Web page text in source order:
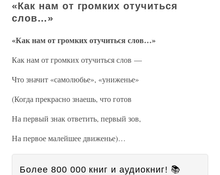
«Как нам от громких отучиться
слов…»
«Как нам от громких отучиться слов…»
Как нам от громких отучиться слов —
Что значит «самолюбье», «униженье»
(Когда прекрасно знаешь, что готов
На первый знак ответить, первый зов,
На первое малейшее движенье)…
Более 800 000 книг и аудиокниг! 📚